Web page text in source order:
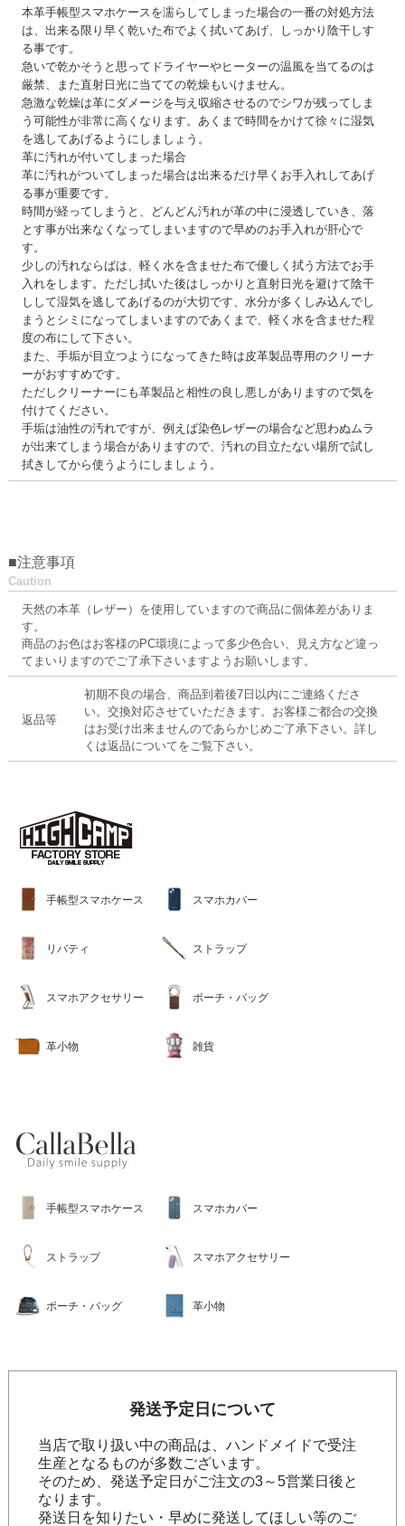
本革手帳型スマホケースを濡らしてしまった場合の一番の対処方法
は、出来る限り早く乾いた布でよく拭いてあげ、しっかり陰干しす
る事です。
急いで乾かそうと思ってドライヤーやヒーターの温風を当てるのは
厳禁、また直射日光に当てての乾燥もいけません。
急激な乾燥は革にダメージを与え収縮させるのでシワが残ってしま
う可能性が非常に高くなります。あくまで時間をかけて徐々に湿気
を逃してあげるようにしましょう。
革に汚れが付いてしまった場合
革に汚れがついてしまった場合は出来るだけ早くお手入れしてあげ
る事が重要です。
時間が経ってしまうと、どんどん汚れが革の中に浸透していき、落
とす事が出来なくなってしまいますので早めのお手入れが肝心で
す。
少しの汚れならばは、軽く水を含ませた布で優しく拭う方法でお手
入れをします。ただし拭いた後はしっかりと直射日光を避けて陰干
しして湿気を逃してあげるのが大切です、水分が多くしみ込んでし
まうとシミになってしまいますのであくまで、軽く水を含ませた程
度の布にして下さい。
また、手垢が目立つようになってきた時は皮革製品専用のクリーナ
ーがおすすめです。
ただしクリーナーにも革製品と相性の良し悪しがありますので気を
付けてください。
手垢は油性の汚れですが、例えば染色レザーの場合など思わぬムラ
が出来てしまう場合がありますので、汚れの目立たない場所で試し
拭きしてから使うようにしましょう。
■注意事項
Caution
天然の本革（レザー）を使用していますので商品に個体差がありま
す。
商品のお色はお客様のPC環境によって多少色合い、見え方など違っ
てまいりますのでご了承下さいますようお願いします。
返品等
初期不良の場合、商品到着後7日以内にご連絡くださ
い。交換対応させていただきます。お客様ご都合の交換
はお受け出来ませんのであらかじめご了承下さい。詳し
くは返品についてをご覧下さい。
手帳型スマホケース スマホカバー
リバティ ストラップ
スマホアクセサリー ポーチ・バッグ
革小物 雑貨
手帳型スマホケース スマホカバー
ストラップ スマホアクセサリー
ポーチ・バッグ 革小物
発送予定日について
当店で取り扱い中の商品は、ハンドメイドで受注
生産となるものが多数ございます。
そのため、発送予定日がご注文の3～5営業日後と
なります。
発送日を知りたい・早めに発送してほしい等のご